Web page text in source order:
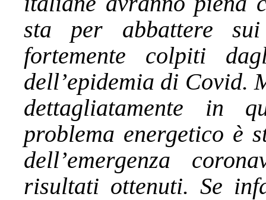
sta per abbattere
fortemente colpiti
dell’epidemia di Covid.
dettagliatamente in
problema energetico è
dell’emergenza
risultati ottenuti. Se